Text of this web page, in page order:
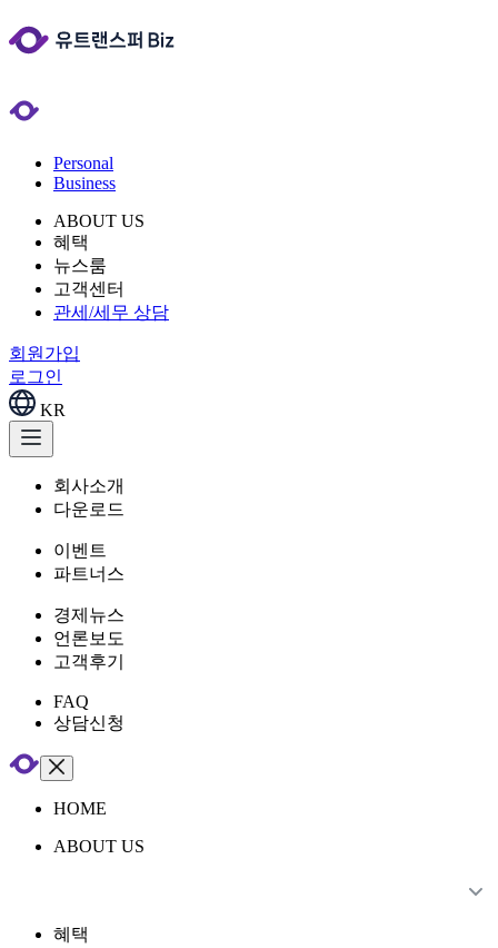
Personal
Business
ABOUT US
혜택
뉴스룸
고객센터
관세/세무 상담
회원가입
로그인
KR
회사소개
다운로드
이벤트
파트너스
경제뉴스
언론보도
고객후기
FAQ
상담신청
HOME
ABOUT US
혜택